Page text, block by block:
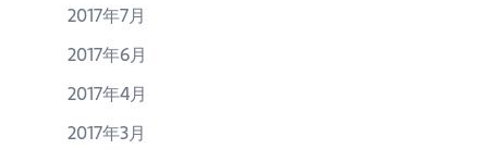
2017年7月
2017年6月
2017年4月
2017年3月